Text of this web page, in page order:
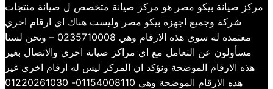
مركز صيانة بيكو مصر هو مركز صيانة متخصص ل صيانة منتجات
شركة وجميع اجهزة بيكو مصر وليست هناك اي ارقام اخري
معتمده له سوي هذه الارقام وهي 0235710008 – ونحن لسنا
مسأولون عن التعامل مع اي مراكز صيانة اخري والاتصال بغير
هذه الارقام الموضحة ونؤكد ان المركز ليس له ارقام اخري غير
هذه الارقام الموضحة وهي 01154008110- 01220261030